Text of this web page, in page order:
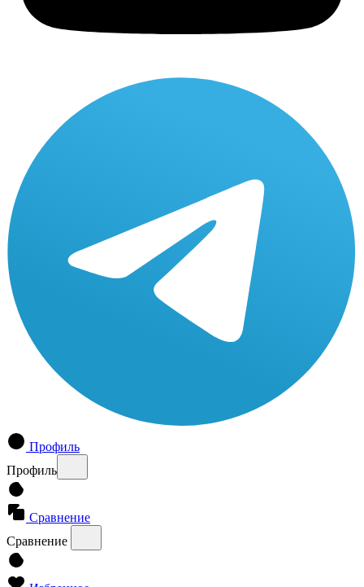
Профиль
Профиль
Сравнение
Сравнение